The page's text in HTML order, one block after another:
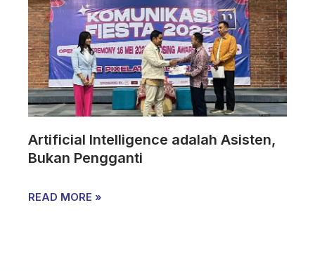
Artificial Intelligence adalah Asisten,
Bukan Pengganti
READ MORE »